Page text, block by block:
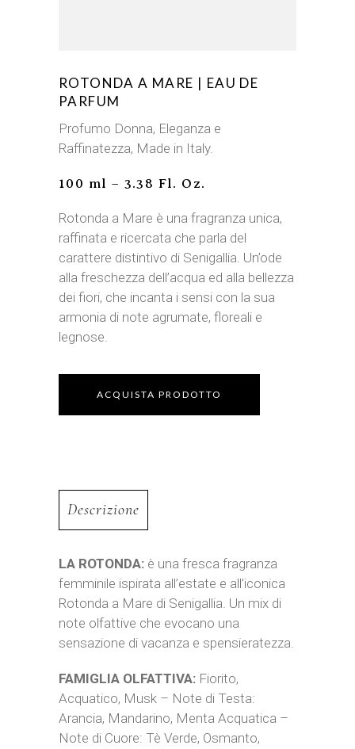
ROTONDA A MARE | EAU DE
PARFUM
Profumo Donna, Eleganza e
Raffinatezza, Made in Italy.
100 ml – 3.38 Fl. Oz.
Rotonda a Mare è una fragranza unica,
raffinata e ricercata che parla del
carattere distintivo di Senigallia. Un’ode
alla freschezza dell’acqua ed alla bellezza
dei fiori, che incanta i sensi con la sua
armonia di note agrumate, floreali e
legnose.
ACQUISTA PRODOTTO
Descrizione
LA ROTONDA: è una fresca fragranza
femminile ispirata all’estate e all’iconica
Rotonda a Mare di Senigallia. Un mix di
note olfattive che evocano una
sensazione di vacanza e spensieratezza.
FAMIGLIA OLFATTIVA: Fiorito,
Acquatico, Musk – Note di Testa:
Arancia, Mandarino, Menta Acquatica –
Note di Cuore: Tè Verde, Osmanto,